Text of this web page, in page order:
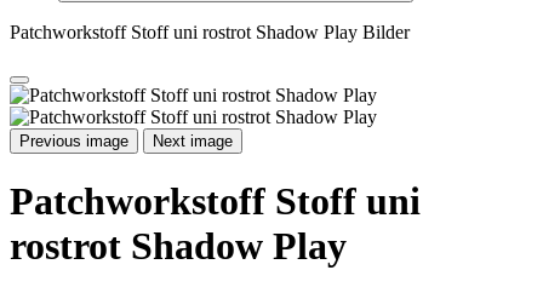
Patchworkstoff Stoff uni rostrot Shadow Play Bilder
Previous image Next image
Patchworkstoff Stoff uni
rostrot Shadow Play